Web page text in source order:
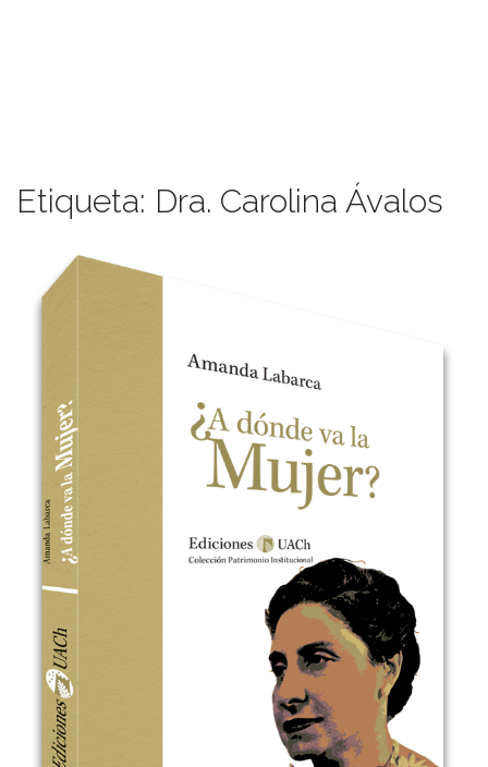
Etiqueta: Dra. Carolina Ávalos